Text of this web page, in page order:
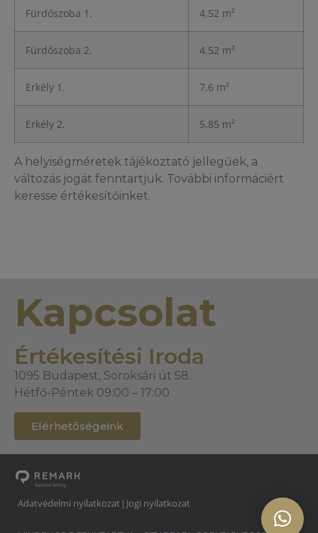
Fürdőszoba 1. 4,52 m²
Fürdőszoba 2. 4,52 m²
Erkély 1. 7,6 m²
Erkély 2. 5,85 m²
A helyiségméretek tájékoztató jellegűek, a
változás jogát fenntartjuk. További informáciért
keresse értékesítőinket.
Kapcsolat
Értékesítési Iroda
1095 Budapest, Soroksári út 58.
Hétfő-Péntek 09:00 – 17:00
Elérhetőségeink
Adatvédelmi nyilatkozat | Jogi nyilatkozat